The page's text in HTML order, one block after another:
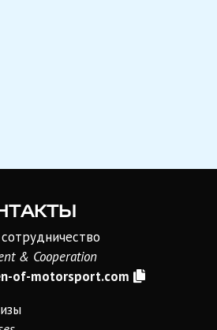
& Cooperation
of-motorsport.com